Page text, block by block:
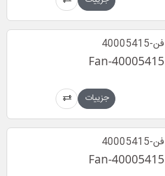
فن-40005415
Fan-40005415
جزییات
فن-40005415
Fan-40005415